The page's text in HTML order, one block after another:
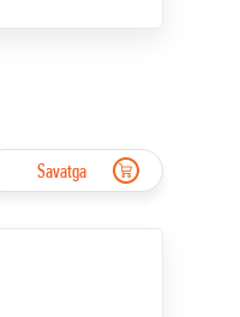
Savatga